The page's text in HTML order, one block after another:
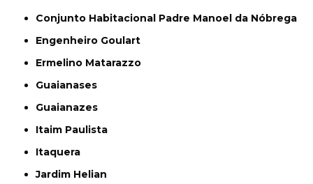
Conjunto Habitacional Padre Manoel da Nóbrega
Engenheiro Goulart
Ermelino Matarazzo
Guaianases
Guaianazes
Itaim Paulista
Itaquera
Jardim Helian